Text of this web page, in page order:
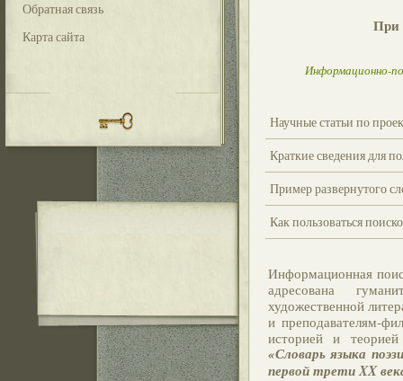
Обратная связь
Карта сайта
При
Информационно-
Научные статьи по
Краткие сведения для
Пример развернутого
Как пользоваться
Информационная
адресована
художественной
и преподавателям-
историей и
«Словарь языка
первой трети XX